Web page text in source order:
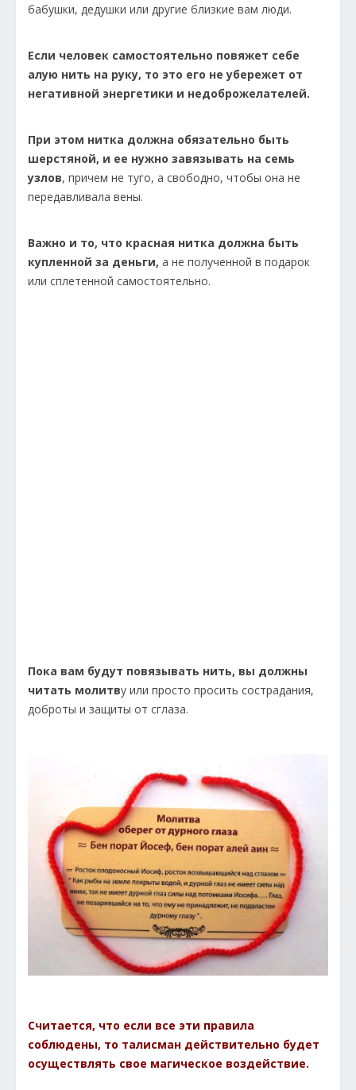
бабушки, дедушки или другие близкие вам люди.
Если человек самостоятельно повяжет себе
алую нить на руку, то это его не убережет от
негативной энергетики и недоброжелателей.
При этом нитка должна обязательно быть
шерстяной, и ее нужно завязывать на семь
узлов, причем не туго, а свободно, чтобы она не
передавливала вены.
Важно и то, что красная нитка должна быть
купленной за деньги, а не полученной в подарок
или сплетенной самостоятельно.
Пока вам будут повязывать нить, вы должны
читать молитву или просто просить сострадания,
доброты и защиты от сглаза.
Считается, что если все эти правила
соблюдены, то талисман действительно будет
осуществлять свое магическое воздействие.